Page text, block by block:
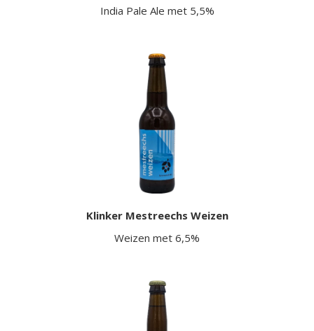
India Pale Ale met 5,5%
Klinker Mestreechs Weizen
Weizen met 6,5%